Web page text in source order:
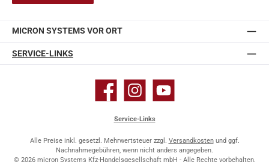
MICRON SYSTEMS VOR ORT
SERVICE-LINKS
Facebook Instagram YouTube
Service-Links
Alle Preise inkl. gesetzl. Mehrwertsteuer zzgl. Versandkostenund ggf.
Nachnahmegebühren, wenn nicht anders angegeben.
© 2026 micron Systems Kfz-Handelsgesellschaft mbH - Alle Rechte vorbehalten.